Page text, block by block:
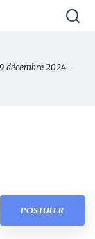
décembre 2024 -
POSTULER